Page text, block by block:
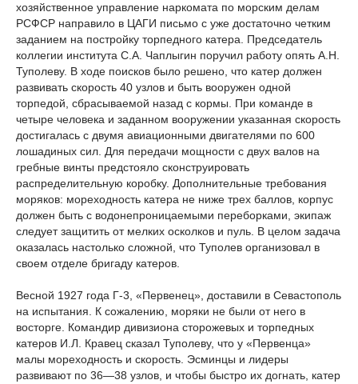
хозяйственное управление наркомата по морским делам
РСФСР направило в ЦАГИ письмо с уже достаточно четким
заданием на постройку торпедного катера. Председатель
коллегии института С.А. Чаплыгин поручил работу опять А.Н.
Туполеву. В ходе поисков было решено, что катер должен
развивать скорость 40 узлов и быть вооружен одной
торпедой, сбрасываемой назад с кормы. При команде в
четыре человека и заданном вооружении указанная скорость
достигалась с двумя авиационными двигателями по 600
лошадиных сил. Для передачи мощности с двух валов на
гребные винты предстояло сконструировать
распределительную коробку. Дополнительные требования
моряков: мореходность катера не ниже трех баллов, корпус
должен быть с водонепроницаемыми переборками, экипаж
следует защитить от мелких осколков и пуль. В целом задача
оказалась настолько сложной, что Туполев организовал в
своем отделе бригаду катеров.
Весной 1927 года Г-3, «Первенец», доставили в Севастополь
на испытания. К сожалению, моряки не были от него в
восторге. Командир дивизиона сторожевых и торпедных
катеров И.Л. Кравец сказал Туполеву, что у «Первенца»
малы мореходность и скорость. Эсминцы и лидеры
развивают по 36—38 узлов, и чтобы быстро их догнать, катер